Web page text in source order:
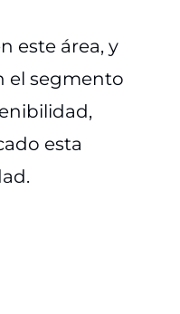
este área, y
el segmento
esta